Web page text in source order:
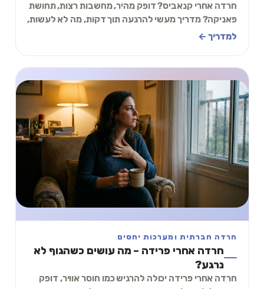
חרדה אחרי קנאביס? דופק מהיר, מחשבות רצות, תחושת
פאניקה? מדריך מעשי להרגעה תוך דקות, מה לא לעשות,
ומה לעשות אם זה חוזר.
למדריך ←
חרדה חברתית ומערכות יחסים
חרדה אחרי פרידה – מה עושים כשהגוף לא
נרגע?
חרדה אחרי פרידה יכולה להרגיש כמו חוסר אוויר, דופק